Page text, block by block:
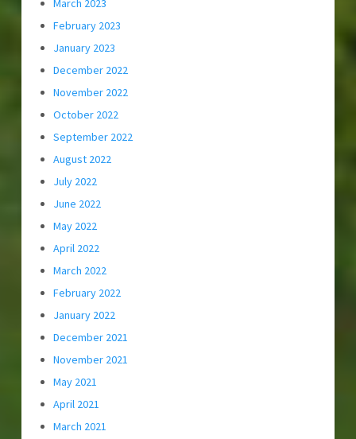
March 2023
February 2023
January 2023
December 2022
November 2022
October 2022
September 2022
August 2022
July 2022
June 2022
May 2022
April 2022
March 2022
February 2022
January 2022
December 2021
November 2021
May 2021
April 2021
March 2021